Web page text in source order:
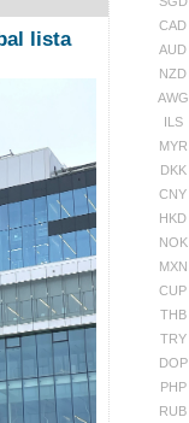
lista
CAD
AUD
NZD
AWG
ILS
MYR
DKK
CNY
HKD
NOK
MXN
CUP
THB
TRY
DOP
PHP
RUB